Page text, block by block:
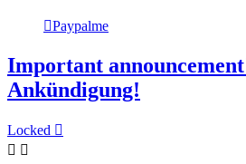
Paypalme
Important
Ankündigung!
Locked